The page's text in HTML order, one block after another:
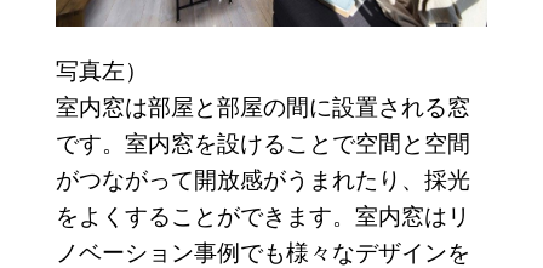
写真左）
室内窓は部屋と部屋の間に設置される窓
です。室内窓を設けることで空間と空間
がつながって開放感がうまれたり、採光
をよくすることができます。室内窓はリ
ノベーション事例でも様々なデザインを